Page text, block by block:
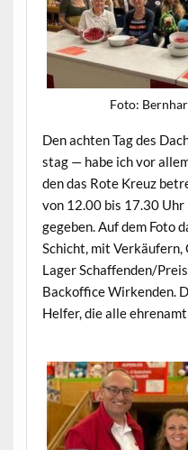
Foto:
Den acht­en Tag des
stag — habe ich vor
den das Rote Kreuz
von 12.00 bis 17.30
gegeben. Auf dem Foto
Schicht, mit Verkäufern,
Lager Schaffenden/
Back­of­fice Wirk­enden.
Helfer, die alle